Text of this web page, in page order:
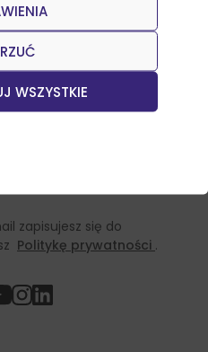
WSZYSTKIE
w sklepie oraz
zapisujesz się do
Politykę prywatności .